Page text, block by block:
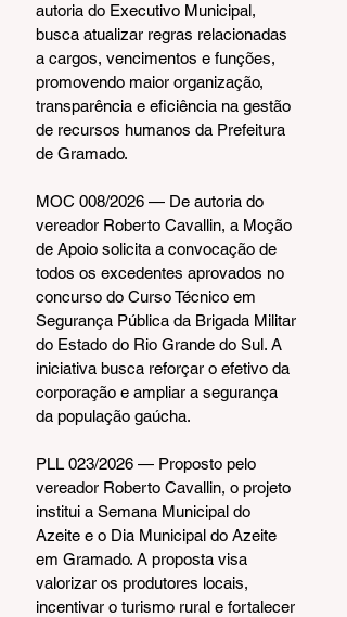
autoria do Executivo Municipal,
busca atualizar regras relacionadas
a cargos, vencimentos e funções,
promovendo maior organização,
transparência e eficiência na gestão
de recursos humanos da Prefeitura
de Gramado.
MOC 008/2026 — De autoria do
vereador Roberto Cavallin, a Moção
de Apoio solicita a convocação de
todos os excedentes aprovados no
concurso do Curso Técnico em
Segurança Pública da Brigada Militar
do Estado do Rio Grande do Sul. A
iniciativa busca reforçar o efetivo da
corporação e ampliar a segurança
da população gaúcha.
PLL 023/2026 — Proposto pelo
vereador Roberto Cavallin, o projeto
institui a Semana Municipal do
Azeite e o Dia Municipal do Azeite
em Gramado. A proposta visa
valorizar os produtores locais,
incentivar o turismo rural e fortalecer